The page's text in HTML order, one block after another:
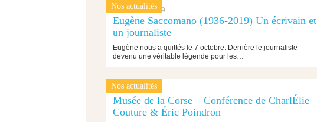
Nos actualités
10 octobre 2019
Eugène Saccomano (1936-2019) Un écrivain et
un journaliste
Eugène nous a quittés le 7 octobre. Derrière le journaliste
devenu une véritable légende pour les…
Nos actualités
4 octobre 2019
Musée de la Corse – Conférence de CharlÉlie
Couture & Éric Poindron